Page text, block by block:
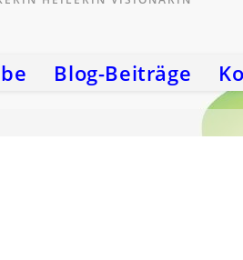
Blog-Beiträge